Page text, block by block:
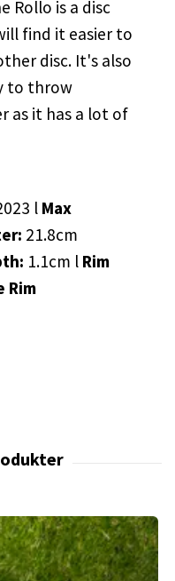
Rollo is a disc
find it easier to
disc. It's also
to throw
as it has a lot of
l Max
21.8cm
1.1cm l Rim
Rim